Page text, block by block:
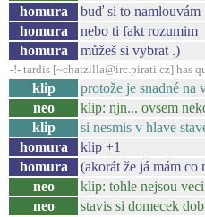
homura
buď si to namlouvám
homura
nebo ti fakt rozumim
homura
můžeš si vybrat .)
-!- tardis [~chatzilla@irc.pirati.cz] has
klip protože je snadné na
neo
klip: njn... ovsem
klip
si nesmis v hlave
homura
klip +1
homura
(akorát že já mám co
neo
klip: tohle nejsou
neo
stavis si domecek